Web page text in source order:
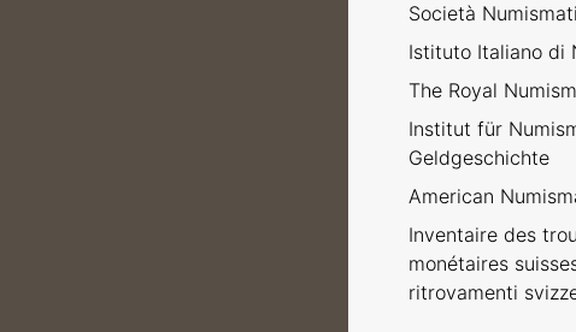
Società
Istituto Italiano di
The Royal
Institut für
Geldgeschichte
American
Inventaire des
monétaires
ritrovamenti